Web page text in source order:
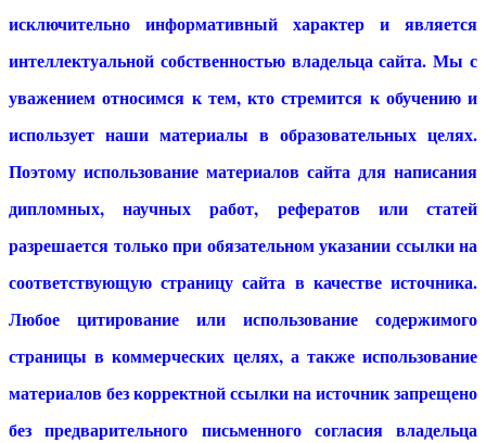
исключительно информативный характер и является
интеллектуальной собственностью владельца сайта. Мы с
уважением относимся к тем, кто стремится к обучению и
использует наши материалы в образовательных целях.
Поэтому использование материалов сайта для написания
дипломных, научных работ, рефератов или статей
разрешается только при обязательном указании ссылки на
соответствующую страницу сайта в качестве источника.
Любое цитирование или использование содержимого
страницы в коммерческих целях, а также использование
материалов без корректной ссылки на источник запрещено
без предварительного письменного согласия владельца